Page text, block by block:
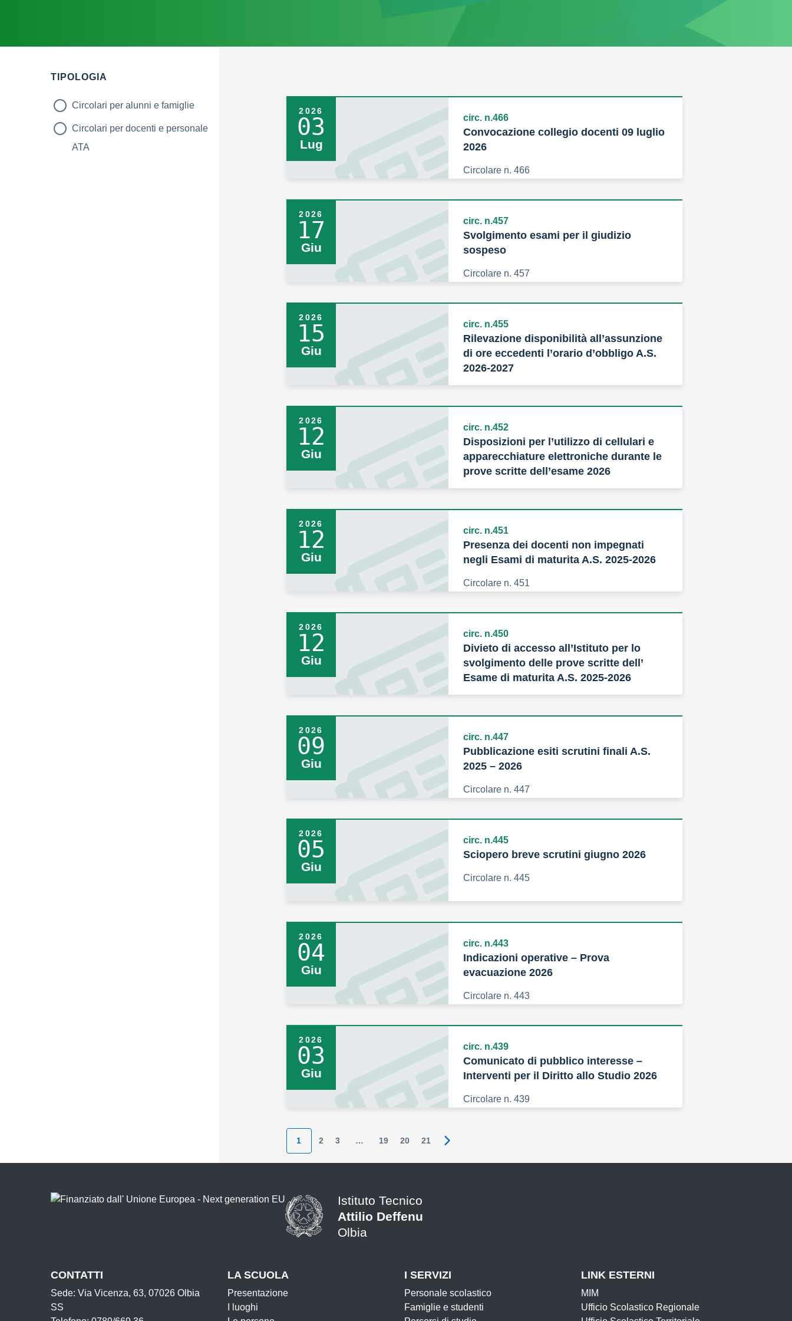
TIPOLOGIA
Circolari per alunni e famiglie
Circolari per docenti e personale
ATA
2026
03
Lug
circ. n.466
Convocazione collegio docenti 09 luglio
2026
Circolare n. 466
2026
17
Giu
circ. n.457
Svolgimento esami per il giudizio
sospeso
Circolare n. 457
2026
15
Giu
circ. n.455
Rilevazione disponibilità all’assunzione
di ore eccedenti l’orario d’obbligo A.S.
2026-2027
2026
12
Giu
circ. n.452
Disposizioni per l’utilizzo di cellulari e
apparecchiature elettroniche durante le
prove scritte dell’esame 2026
2026
12
Giu
circ. n.451
Presenza dei docenti non impegnati
negli Esami di maturita A.S. 2025-2026
Circolare n. 451
2026
12
Giu
circ. n.450
Divieto di accesso all’Istituto per lo
svolgimento delle prove scritte dell’
Esame di maturita A.S. 2025-2026
2026
09
Giu
circ. n.447
Pubblicazione esiti scrutini finali A.S.
2025 – 2026
Circolare n. 447
2026
05
Giu
circ. n.445
Sciopero breve scrutini giugno 2026
Circolare n. 445
2026
04
Giu
circ. n.443
Indicazioni operative – Prova
evacuazione 2026
Circolare n. 443
2026
03
Giu
circ. n.439
Comunicato di pubblico interesse –
Interventi per il Diritto allo Studio 2026
Circolare n. 439
1 2 3 … 19 20 21 Pagina successiva
Istituto Tecnico
Attilio Deffenu
Olbia
CONTATTI
Sede: Via Vicenza, 63, 07026 Olbia
SS
LA SCUOLA
Presentazione
I luoghi
I SERVIZI
Personale scolastico
Famiglie e studenti
LINK ESTERNI
MIM
Ufficio Scolastico Regionale